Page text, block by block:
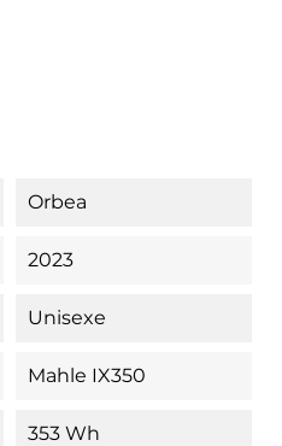
Orbea
2023
Unisexe
Mahle IX350
353 Wh